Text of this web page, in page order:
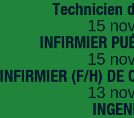
Technicien
15
INFIRMIER
15
INFIRMIER (F/H) DE
13